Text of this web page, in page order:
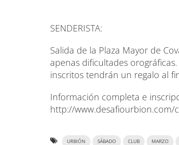
SENDERISTA:
Salida de la Plaza Mayor de
apenas dificultades
inscritos tendrán un regalo al
Información completa e
http://www.desafiourbion.com/
URBIÓN SÁBADO CLUB MARZO